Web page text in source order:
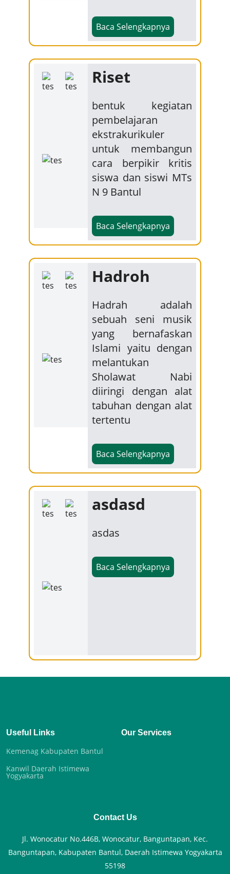
Baca Selengkapnya
Riset
bentuk kegiatan
pembelajaran
ekstrakurikuler
untuk membangun
cara berpikir kritis
siswa dan siswi MTs
N 9 Bantul
Baca Selengkapnya
Hadroh
Hadrah adalah
sebuah seni musik
yang bernafaskan
Islami yaitu dengan
melantukan
Sholawat Nabi
diiringi dengan alat
tabuhan dengan alat
tertentu
Baca Selengkapnya
asdasd
asdas
Baca Selengkapnya
Useful Links
Kemenag Kabupaten Bantul
Kanwil Daerah Istimewa
Yogyakarta
Our Services
Contact Us
Jl. Wonocatur No.446B, Wonocatur, Banguntapan, Kec.
Banguntapan, Kabupaten Bantul, Daerah Istimewa Yogyakarta
55198